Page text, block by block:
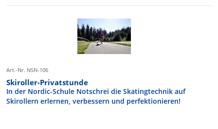
Art.-Nr. NSN-106
Skiroller-Privatstunde
In der Nordic-Schule Notschrei die Skatingtechnik auf
Skirollern erlernen, verbessern und perfektionieren!